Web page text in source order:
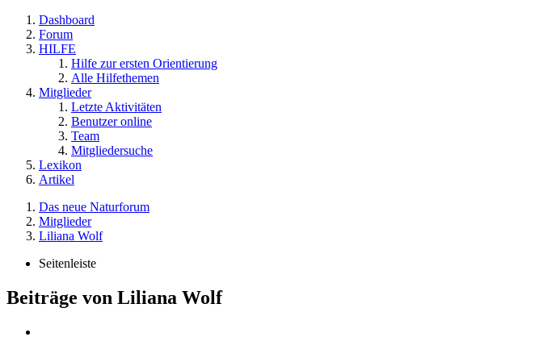
Dashboard
Forum
HILFE
Hilfe zur ersten Orientierung
Alle Hilfethemen
Mitglieder
Letzte Aktivitäten
Benutzer online
Team
Mitgliedersuche
Lexikon
Artikel
Das neue Naturforum
Mitglieder
Liliana Wolf
Seitenleiste
Beiträge von Liliana Wolf